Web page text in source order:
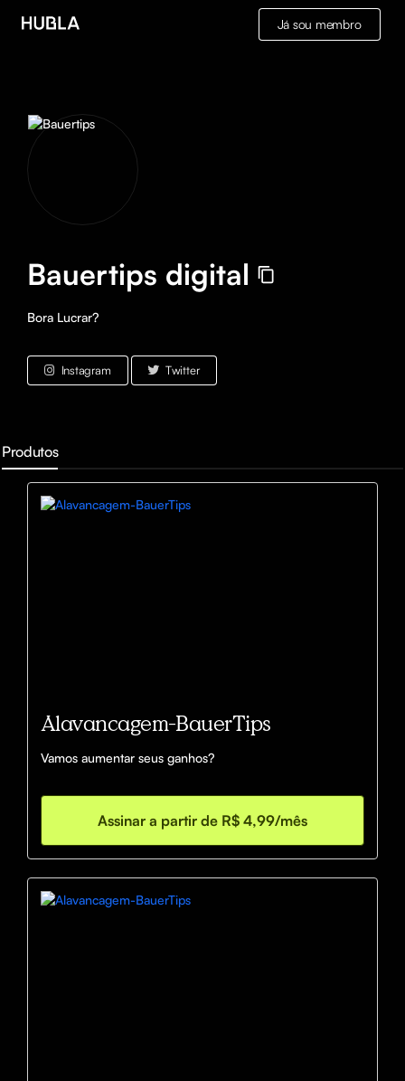
Já sou membro
Bauertips digital
Bora Lucrar?
Instagram Twitter
Produtos
Alavancagem-BauerTips
Vamos aumentar seus ganhos?
Assinar a partir de R$ 4,99/mês